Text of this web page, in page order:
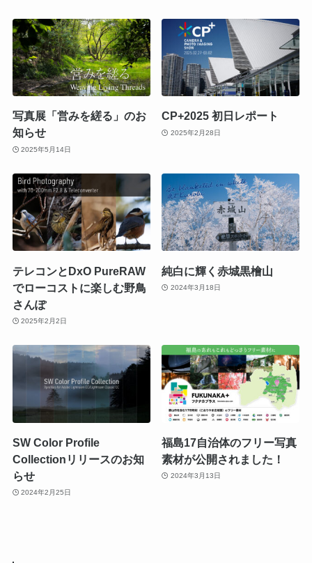
写真展「営みを縒る」のお
知らせ
2025年5月14日
CP+2025 初日レポート
2025年2月28日
テレコンとDxO PureRAW
でローコストに楽しむ野鳥
さんぽ
2025年2月2日
純白に輝く赤城黒檜山
2024年3月18日
SW Color Profile
Collectionリリースのお知
らせ
2024年2月25日
福島17自治体のフリー写真
素材が公開されました！
2024年3月13日